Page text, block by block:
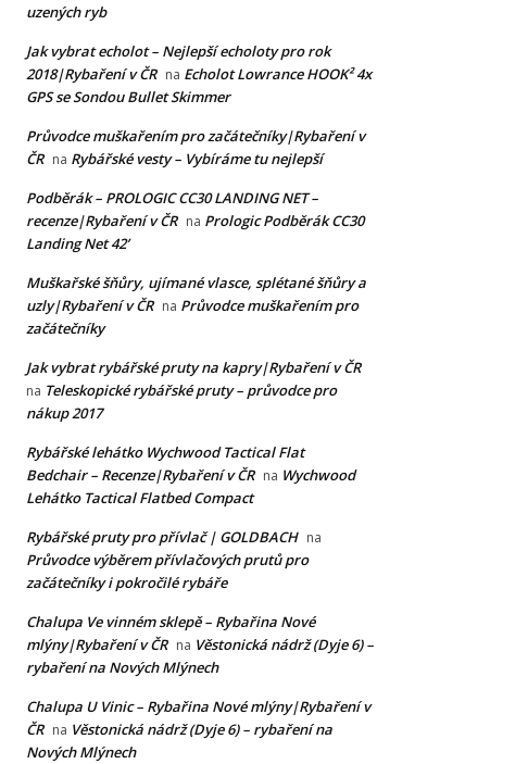
uzených ryb
Jak vybrat echolot – Nejlepší echoloty pro rok
2018|Rybaření v ČR na Echolot Lowrance HOOK² 4x
GPS se Sondou Bullet Skimmer
Průvodce muškařením pro začátečníky|Rybaření v
ČR na Rybářské vesty – Vybíráme tu nejlepší
Podběrák – PROLOGIC CC30 LANDING NET –
recenze|Rybaření v ČR na Prologic Podběrák CC30
Landing Net 42’
Muškařské šňůry, ujímané vlasce, splétané šňůry a
uzly|Rybaření v ČR na Průvodce muškařením pro
začátečníky
Jak vybrat rybářské pruty na kapry|Rybaření v ČR
na Teleskopické rybářské pruty – průvodce pro
nákup 2017
Rybářské lehátko Wychwood Tactical Flat
Bedchair – Recenze|Rybaření v ČR na Wychwood
Lehátko Tactical Flatbed Compact
Rybářské pruty pro přívlač | GOLDBACH na
Průvodce výběrem přívlačových prutů pro
začátečníky i pokročilé rybáře
Chalupa Ve vinném sklepě – Rybařina Nové
mlýny|Rybaření v ČR na Věstonická nádrž (Dyje 6) –
rybaření na Nových Mlýnech
Chalupa U Vinic – Rybařina Nové mlýny|Rybaření v
ČR na Věstonická nádrž (Dyje 6) – rybaření na
Nových Mlýnech